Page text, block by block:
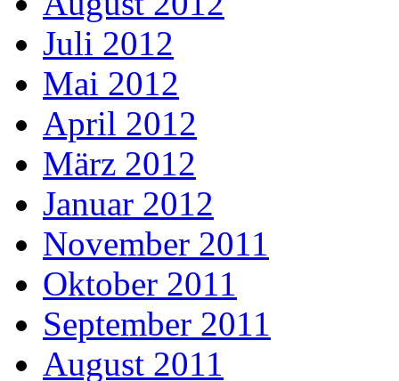
Juli 2012
Mai 2012
April 2012
März 2012
Januar 2012
November 2011
Oktober 2011
September 2011
August 2011